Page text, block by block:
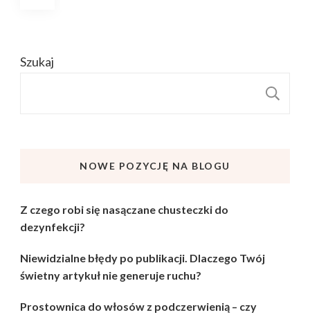
Szukaj
NOWE POZYCJĘ NA BLOGU
Z czego robi się nasączane chusteczki do
dezynfekcji?
Niewidzialne błędy po publikacji. Dlaczego Twój
świetny artykuł nie generuje ruchu?
Prostownica do włosów z podczerwienią – czy